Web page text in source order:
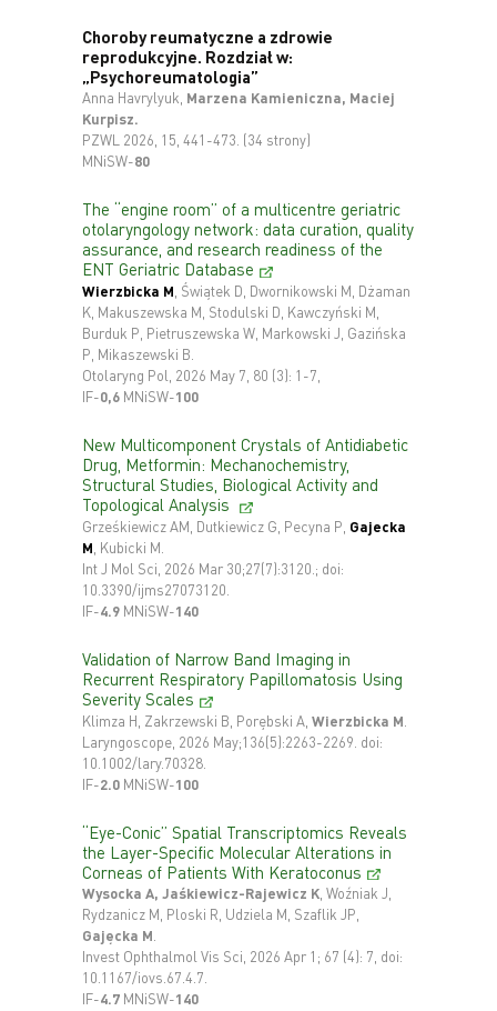
Choroby reumatyczne a zdrowie
reprodukcyjne. Rozdział w:
„Psychoreumatologia”
Anna Havrylyuk, Marzena Kamieniczna, Maciej
Kurpisz.
PZWL 2026, 15, 441-473. (34 strony)
MNiSW-80
The “engine room” of a multicentre geriatric
otolaryngology network: data curation, quality
assurance, and research readiness of the
ENT Geriatric Database
Wierzbicka M , Świątek D, Dwornikowski M, Dżaman
K, Makuszewska M, Stodulski D, Kawczyński M,
Burduk P, Pietruszewska W, Markowski J, Gazińska
P, Mikaszewski B.
Otolaryng Pol, 2026 May 7, 80 (3): 1-7,
IF-0,6 MNiSW-100
New Multicomponent Crystals of Antidiabetic
Drug, Metformin: Mechanochemistry,
Structural Studies, Biological Activity and
Topological Analysis
Grześkiewicz AM, Dutkiewicz G, Pecyna P, Gajecka
M , Kubicki M.
Int J Mol Sci, 2026 Mar 30;27(7):3120.; doi:
10.3390/ijms27073120.
IF-4.9 MNiSW-140
Validation of Narrow Band Imaging in
Recurrent Respiratory Papillomatosis Using
Severity Scales
Klimza H, Zakrzewski B, Porębski A, Wierzbicka M
Laryngoscope, 2026 May;136(5):2263-2269. doi:
10.1002/lary.70328.
IF-2.0 MNiSW-100
“Eye-Conic” Spatial Transcriptomics Reveals
the Layer-Specific Molecular Alterations in
Corneas of Patients With Keratoconus
Wysocka A, Jaśkiewicz-Rajewicz K, Woźniak J,
Rydzanicz M, Ploski R, Udziela M, Szaflik JP,
Gajęcka M.
Invest Ophthalmol Vis Sci, 2026 Apr 1; 67 (4): 7, doi:
10.1167/iovs.67.4.7.
IF-4.7 MNiSW-140